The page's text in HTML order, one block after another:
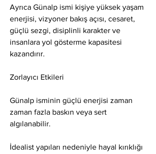
Ayrıca Günalp ismi kişiye yüksek yaşam
enerjisi, vizyoner bakış açısı, cesaret,
güçlü sezgi, disiplinli karakter ve
insanlara yol gösterme kapasitesi
kazandırır.
Zorlayıcı Etkileri
Günalp isminin güçlü enerjisi zaman
zaman fazla baskın veya sert
algılanabilir.
İdealist yapıları nedeniyle hayal kırıklığı